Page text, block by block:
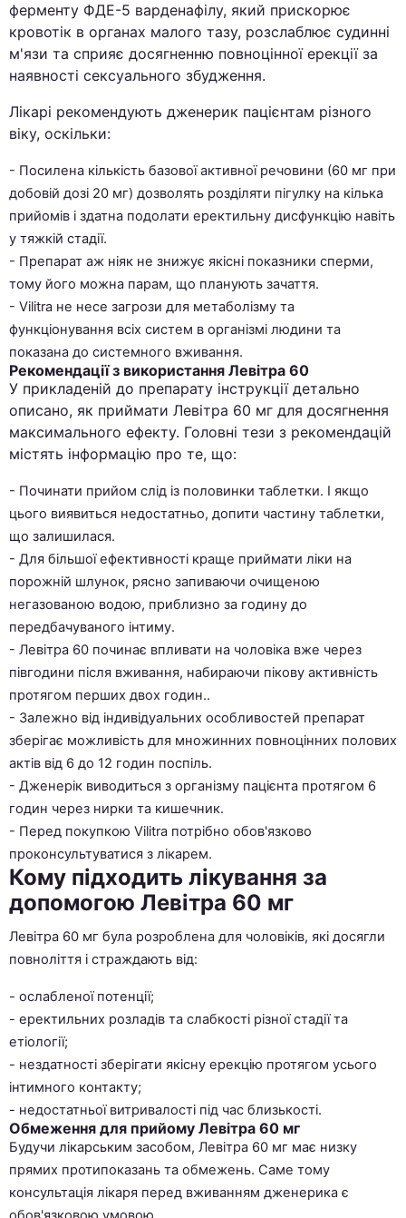
ферменту ФДЕ-5 варденафілу, який прискорює
кровотік в органах малого тазу, розслаблює судинні
м'язи та сприяє досягненню повноцінної ерекції за
наявності сексуального збудження.
Лікарі рекомендують дженерик пацієнтам різного
віку, оскільки:
- Посилена кількість базової активної речовини (60 мг при
добовій дозі 20 мг) дозволять розділяти пігулку на кілька
прийомів і здатна подолати еректильну дисфункцію навіть
у тяжкій стадії.
- Препарат аж ніяк не знижує якісні показники сперми,
тому його можна парам, що планують зачаття.
- Vilitra не несе загрози для метаболізму та
функціонування всіх систем в організмі людини та
показана до системного вживання.
Рекомендації з використання Левітра 60
У прикладеній до препарату інструкції детально
описано, як приймати Левітра 60 мг для досягнення
максимального ефекту. Головні тези з рекомендацій
містять інформацію про те, що:
- Починати прийом слід із половинки таблетки. І якщо
цього виявиться недостатньо, допити частину таблетки,
що залишилася.
- Для більшої ефективності краще приймати ліки на
порожній шлунок, рясно запиваючи очищеною
негазованою водою, приблизно за годину до
передбачуваного інтиму.
- Левітра 60 починає впливати на чоловіка вже через
півгодини після вживання, набираючи пікову активність
протягом перших двох годин..
- Залежно від індивідуальних особливостей препарат
зберігає можливість для множинних повноцінних полових
актів від 6 до 12 годин поспіль.
- Дженерік виводиться з організму пацієнта протягом 6
годин через нирки та кишечник.
- Перед покупкою Vilitra потрібно обов'язково
проконсультуватися з лікарем.
Кому підходить лікування за
допомогою Левітра 60 мг
Левітра 60 мг була розроблена для чоловіків, які досягли
повноліття і страждають від:
- ослабленої потенції;
- еректильних розладів та слабкості різної стадії та
етіології;
- нездатності зберігати якісну ерекцію протягом усього
інтимного контакту;
- недостатньої витривалості під час близькості.
Обмеження для прийому Левітра 60 мг
Будучи лікарським засобом, Левітра 60 мг має низку
прямих протипоказань та обмежень. Саме тому
консультація лікаря перед вживанням дженерика є